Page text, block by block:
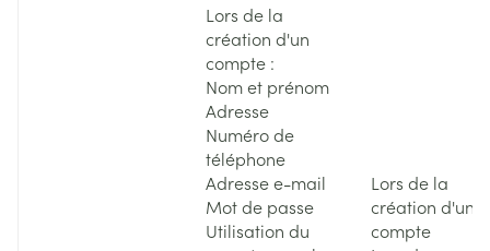
Lors de la
création d'un
compte :
Nom et prénom
Adresse
Numéro de
téléphone
Adresse e-mail
Mot de passe
Utilisation du
Lors de la
création d'un
compte